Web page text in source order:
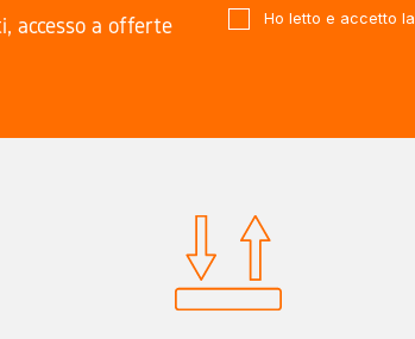
accesso a offerte
Ho letto e accetto la